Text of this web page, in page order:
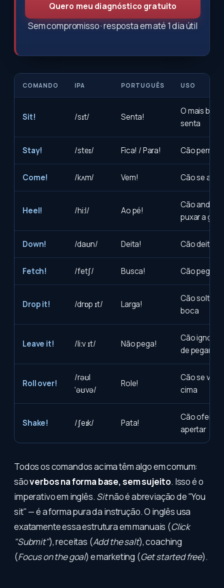
Quero meu diagnóstico gratuito
Sem compromisso · resposta em até 1 dia útil
COMANDO IPA PORTUGUÊS USO
Sit! /sɪt/ Senta!
O mais
senta
Stay! /steɪ/ Fica! / Para! Cão
Come! /kʌm/ Vem! Cão se
Heel! /hiːl/ Ao pé!
Cão anda
puxar a guia
Down! /daʊn/ Deita! Cão deita
Fetch! /fetʃ/ Busca! Cão pega e
Drop it! /drɒp ɪt/ Larga!
Cão solta o
boca
Leave it! /liːv ɪt/ Não pega!
Cão ignora
de pegar)
Roll over!
/rəʊl
ˈəʊvə/
Role!
Cão se vira
cima
Shake! /ʃeɪk/ Pata!
Cão
apertar
Todos os comandos acima têm algo em comum:
sãoverbos na forma base, sem sujeito. Isso é o
imperativo em inglês. Sitnão é abreviação de "You
sit" — é a forma pura da instrução. O inglês usa
exatamente essa estrutura em manuais (Click
"Submit"), receitas (Add the salt), coaching
(Focus on the goal) e marketing (Get started free).